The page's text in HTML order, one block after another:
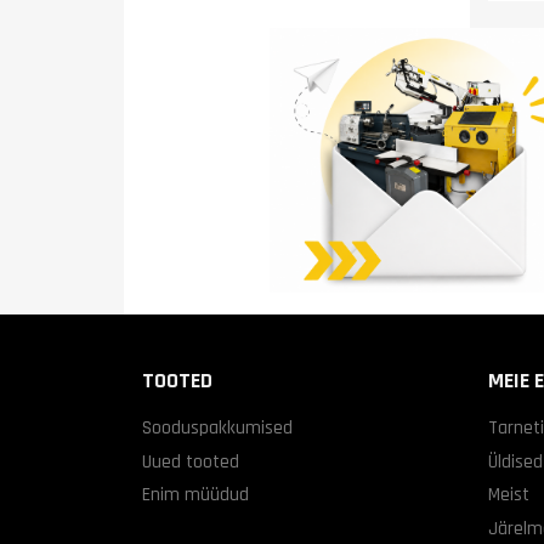
TOOTED
Sooduspakkumised
Uued tooted
Enim müüdud
MEIE
Meist